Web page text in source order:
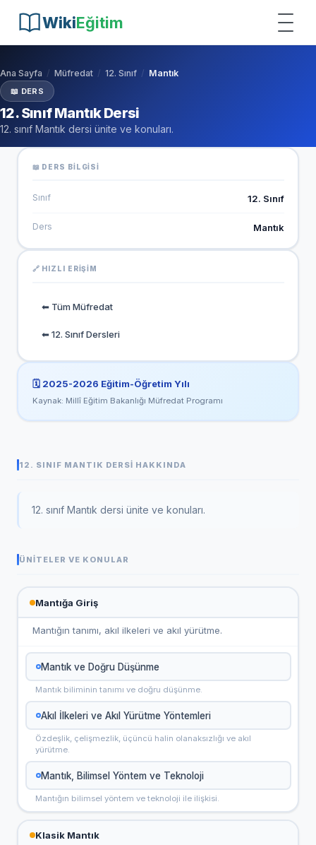
WikiEğitim
Ana Sayfa Müfredat 12. Sınıf Mantık
📖 DERS
12. Sınıf Mantık Dersi
12. sınıf Mantık dersi ünite ve konuları.
12. SINIF MANTIK DERSI HAKKINDA
12. sınıf Mantık dersi ünite ve konuları.
ÜNITELER VE KONULAR
Mantığa Giriş
Mantığın tanımı, akıl ilkeleri ve akıl yürütme.
Mantık ve Doğru Düşünme
Mantık biliminin tanımı ve doğru düşünme.
Akıl İlkeleri ve Akıl Yürütme Yöntemleri
Özdeşlik, çelişmezlik, üçüncü halin olanaksızlığı ve akıl
yürütme.
Mantık, Bilimsel Yöntem ve Teknoloji
Mantığın bilimsel yöntem ve teknoloji ile ilişkisi.
Klasik Mantık
📖 DERS BILGISI
Sınıf 12. Sınıf
Ders Mantık
🔗 HIZLI ERIŞIM
⬅ Tüm Müfredat
⬅ 12. Sınıf Dersleri
🗓️ 2025-2026 Eğitim-Öğretim Yılı
Kaynak: Millî Eğitim Bakanlığı Müfredat Programı